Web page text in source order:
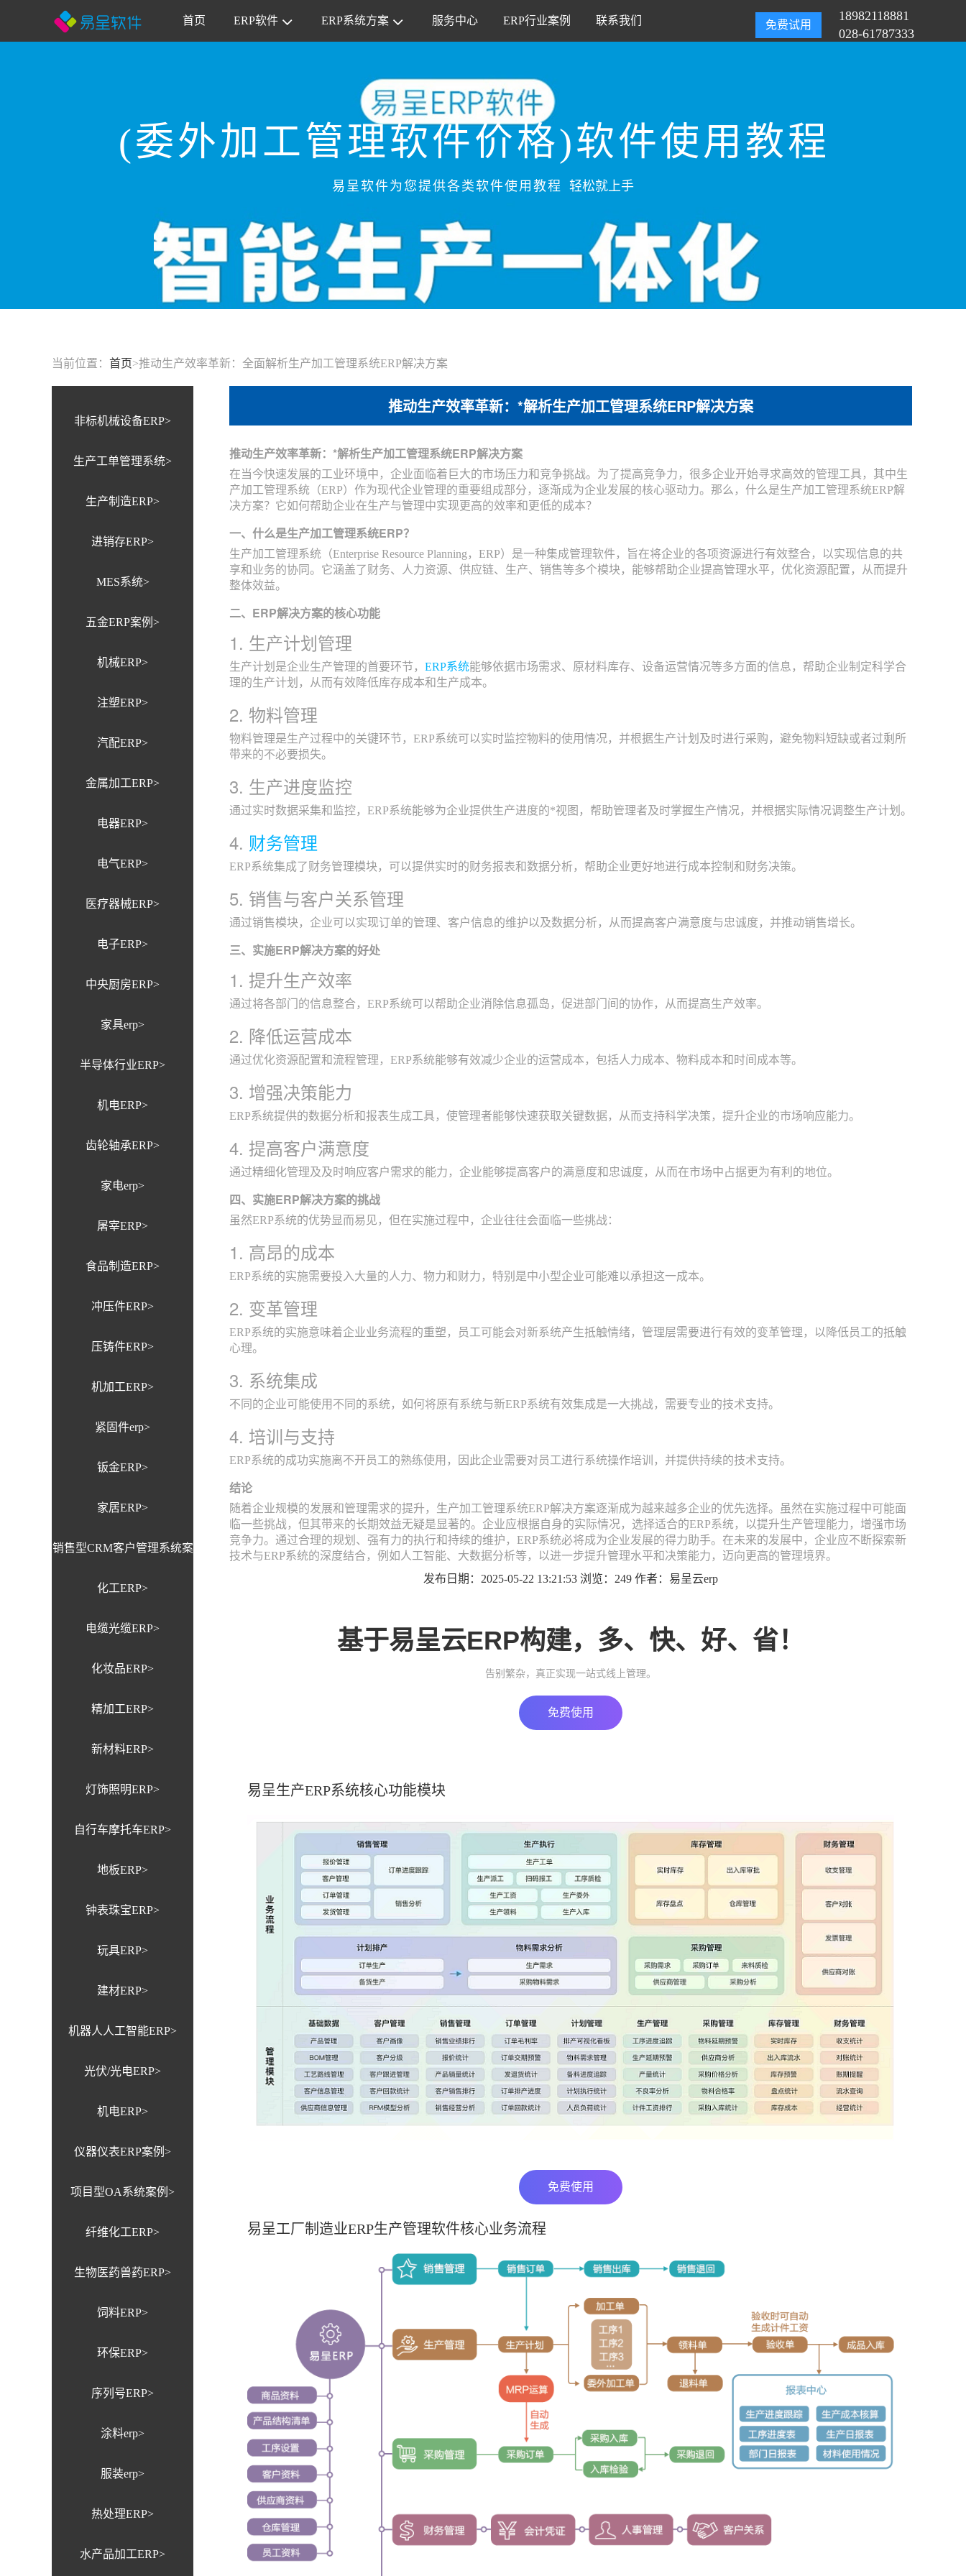
免费试用
18982118881
028-61787333
首页 ERP软件 ERP系统方案 服务中心 ERP行业案例 联系我们
(委外加工管理软件价格)软件使用教程
易呈软件为您提供各类软件使用教程 轻松就上手
当前位置： 首页>推动生产效率革新：全面解析生产加工管理系统ERP解决方案
非标机械设备ERP>
生产工单管理系统>
生产制造ERP>
进销存ERP>
MES系统>
五金ERP案例>
机械ERP>
注塑ERP>
汽配ERP>
金属加工ERP>
电器ERP>
电气ERP>
医疗器械ERP>
电子ERP>
中央厨房ERP>
家具erp>
半导体行业ERP>
机电ERP>
齿轮轴承ERP>
家电erp>
屠宰ERP>
食品制造ERP>
冲压件ERP>
压铸件ERP>
机加工ERP>
紧固件erp>
钣金ERP>
家居ERP>
销售型CRM客户管理系统案
例>
化工ERP>
电缆光缆ERP>
化妆品ERP>
精加工ERP>
新材料ERP>
灯饰照明ERP>
自行车摩托车ERP>
地板ERP>
钟表珠宝ERP>
玩具ERP>
建材ERP>
机器人人工智能ERP>
光伏/光电ERP>
机电ERP>
仪器仪表ERP案例>
项目型OA系统案例>
纤维化工ERP>
生物医药兽药ERP>
饲料ERP>
环保ERP>
序列号ERP>
涂料erp>
服装erp>
热处理ERP>
水产品加工ERP>
推动生产效率革新：*解析生产加工管理系统ERP解决方案
推动生产效率革新：*解析生产加工管理系统ERP解决方案
在当今快速发展的工业环境中，企业面临着巨大的市场压力和竞争挑战。为了提高竞争力，很多企业开始寻求高效的管理工具，其中生
产加工管理系统（ERP）作为现代企业管理的重要组成部分，逐渐成为企业发展的核心驱动力。那么，什么是生产加工管理系统ERP解
决方案？它如何帮助企业在生产与管理中实现更高的效率和更低的成本？
一、什么是生产加工管理系统ERP？
生产加工管理系统（Enterprise Resource Planning，ERP）是一种集成管理软件，旨在将企业的各项资源进行有效整合，以实现信息的共
享和业务的协同。它涵盖了财务、人力资源、供应链、生产、销售等多个模块，能够帮助企业提高管理水平，优化资源配置，从而提升
整体效益。
二、ERP解决方案的核心功能
1. 生产计划管理
生产计划是企业生产管理的首要环节， ERP系统能够依据市场需求、原材料库存、设备运营情况等多方面的信息，帮助企业制定科学合
理的生产计划，从而有效降低库存成本和生产成本。
2. 物料管理
物料管理是生产过程中的关键环节，ERP系统可以实时监控物料的使用情况，并根据生产计划及时进行采购，避免物料短缺或者过剩所
带来的不必要损失。
3. 生产进度监控
通过实时数据采集和监控，ERP系统能够为企业提供生产进度的*视图，帮助管理者及时掌握生产情况，并根据实际情况调整生产计划。
4. 财务管理
ERP系统集成了财务管理模块，可以提供实时的财务报表和数据分析，帮助企业更好地进行成本控制和财务决策。
5. 销售与客户关系管理
通过销售模块，企业可以实现订单的管理、客户信息的维护以及数据分析，从而提高客户满意度与忠诚度，并推动销售增长。
三、实施ERP解决方案的好处
1. 提升生产效率
通过将各部门的信息整合，ERP系统可以帮助企业消除信息孤岛，促进部门间的协作，从而提高生产效率。
2. 降低运营成本
通过优化资源配置和流程管理，ERP系统能够有效减少企业的运营成本，包括人力成本、物料成本和时间成本等。
3. 增强决策能力
ERP系统提供的数据分析和报表生成工具，使管理者能够快速获取关键数据，从而支持科学决策，提升企业的市场响应能力。
4. 提高客户满意度
通过精细化管理及及时响应客户需求的能力，企业能够提高客户的满意度和忠诚度，从而在市场中占据更为有利的地位。
四、实施ERP解决方案的挑战
虽然ERP系统的优势显而易见，但在实施过程中，企业往往会面临一些挑战：
1. 高昂的成本
ERP系统的实施需要投入大量的人力、物力和财力，特别是中小型企业可能难以承担这一成本。
2. 变革管理
ERP系统的实施意味着企业业务流程的重塑，员工可能会对新系统产生抵触情绪，管理层需要进行有效的变革管理，以降低员工的抵触
心理。
3. 系统集成
不同的企业可能使用不同的系统，如何将原有系统与新ERP系统有效集成是一大挑战，需要专业的技术支持。
4. 培训与支持
ERP系统的成功实施离不开员工的熟练使用，因此企业需要对员工进行系统操作培训，并提供持续的技术支持。
结论
随着企业规模的发展和管理需求的提升，生产加工管理系统ERP解决方案逐渐成为越来越多企业的优先选择。虽然在实施过程中可能面
临一些挑战，但其带来的长期效益无疑是显著的。企业应根据自身的实际情况，选择适合的ERP系统，以提升生产管理能力，增强市场
竞争力。通过合理的规划、强有力的执行和持续的维护，ERP系统必将成为企业发展的得力助手。在未来的发展中，企业应不断探索新
技术与ERP系统的深度结合，例如人工智能、大数据分析等，以进一步提升管理水平和决策能力，迈向更高的管理境界。
发布日期：2025-05-22 13:21:53 浏览：249 作者：易呈云erp
基于易呈云ERP构建，多、快、好、省！
告别繁杂，真正实现一站式线上管理。
免费使用
易呈生产ERP系统核心功能模块
免费使用
易呈工厂制造业ERP生产管理软件核心业务流程